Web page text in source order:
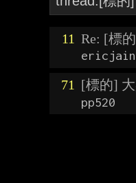
11 Re: [標
71 [標的]
pp520